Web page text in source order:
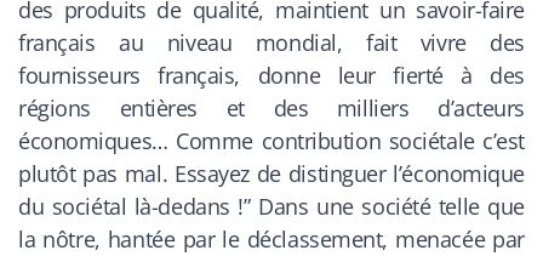
des produits de qualité, maintient un savoir-faire
français au niveau mondial, fait vivre des
fournisseurs français, donne leur fierté à des
régions entières et des milliers d’acteurs
économiques… Comme contribution sociétale c’est
plutôt pas mal. Essayez de distinguer l’économique
du sociétal là-dedans !” Dans une société telle que
la nôtre, hantée par le déclassement, menacée par